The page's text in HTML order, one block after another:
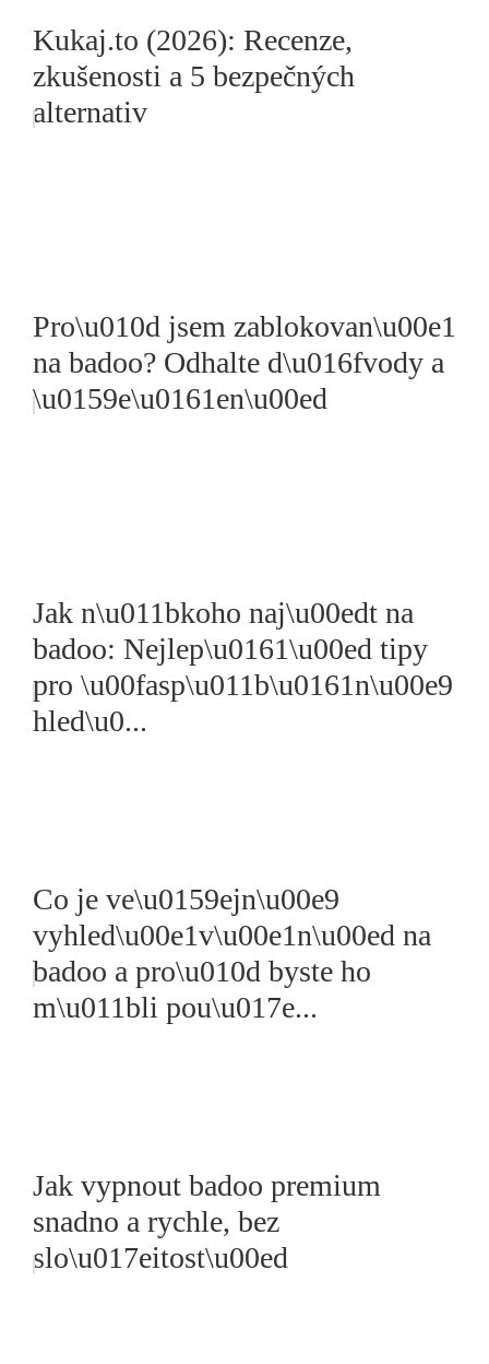
Kukaj.to (2026): Recenze,
zkušenosti a 5 bezpečných
alternativ
Pro\u010d jsem zablokovan\u00e1
na badoo? Odhalte d\u016fvody a
\u0159e\u0161en\u00ed
Jak n\u011bkoho naj\u00edt na
badoo: Nejlep\u0161\u00ed tipy
pro \u00fasp\u011b\u0161n\u00e9
hled\u0...
Co je ve\u0159ejn\u00e9
vyhled\u00e1v\u00e1n\u00ed na
badoo a pro\u010d byste ho
m\u011bli pou\u017e...
Jak vypnout badoo premium
snadno a rychle, bez
slo\u017eitost\u00ed